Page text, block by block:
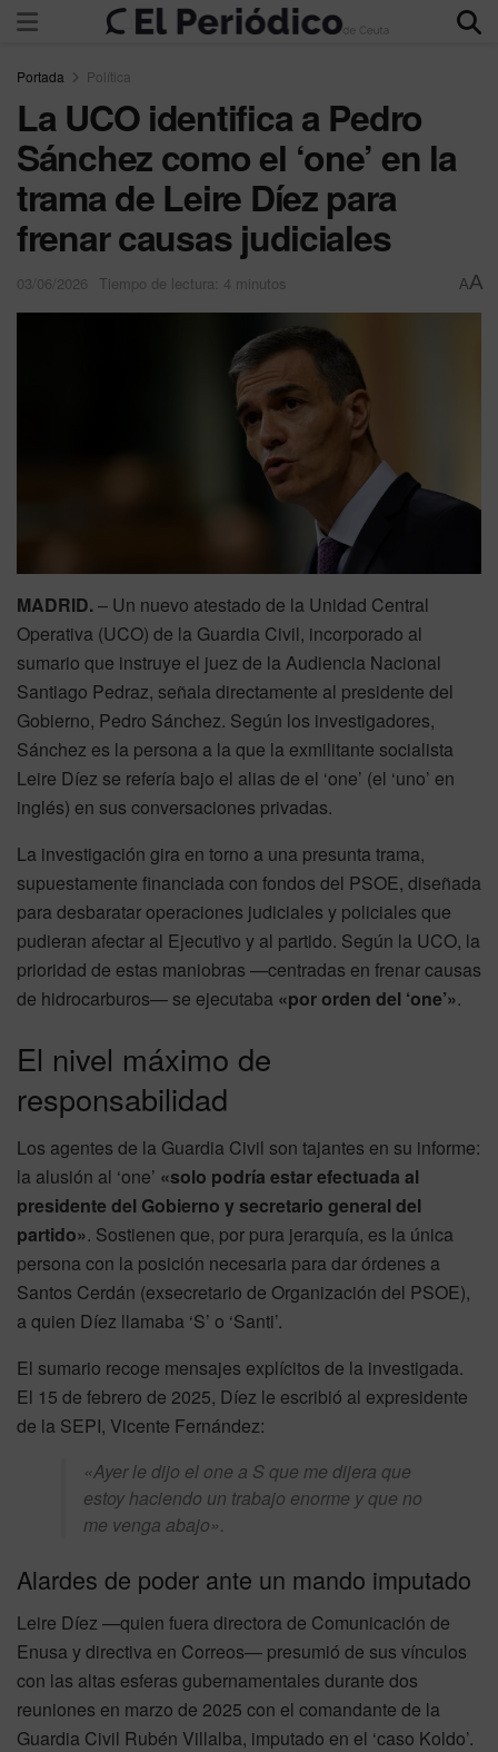
Portada Política
La UCO identifica a Pedro
Sánchez como el ‘one’ en la
trama de Leire Díez para
frenar causas judiciales
03/06/2026 Tiempo de lectura: 4 minutos AA
MADRID.– Un nuevo atestado de la Unidad Central
Operativa (UCO) de la Guardia Civil, incorporado al
sumario que instruye el juez de la Audiencia Nacional
Santiago Pedraz, señala directamente al presidente del
Gobierno, Pedro Sánchez. Según los investigadores,
Sánchez es la persona a la que la exmilitante socialista
Leire Díez se refería bajo el alias de el ‘one’ (el ‘uno’ en
inglés) en sus conversaciones privadas.
La investigación gira en torno a una presunta trama,
supuestamente financiada con fondos del PSOE, diseñada
para desbaratar operaciones judiciales y policiales que
pudieran afectar al Ejecutivo y al partido. Según la UCO, la
prioridad de estas maniobras —centradas en frenar causas
de hidrocarburos— se ejecutaba «por orden del ‘one’».
El nivel máximo de
responsabilidad
Los agentes de la Guardia Civil son tajantes en su informe:
la alusión al ‘one’ «solo podría estar efectuada al
presidente del Gobierno y secretario general del
partido». Sostienen que, por pura jerarquía, es la única
persona con la posición necesaria para dar órdenes a
Santos Cerdán (exsecretario de Organización del PSOE),
a quien Díez llamaba ‘S’ o ‘Santi’.
El sumario recoge mensajes explícitos de la investigada.
El 15 de febrero de 2025, Díez le escribió al expresidente
de la SEPI, Vicente Fernández:
«Ayer le dijo el one a S que me dijera que
estoy haciendo un trabajo enorme y que no
me venga abajo».
Alardes de poder ante un mando imputado
Leire Díez —quien fuera directora de Comunicación de
Enusa y directiva en Correos— presumió de sus vínculos
con las altas esferas gubernamentales durante dos
reuniones en marzo de 2025 con el comandante de la
Guardia Civil Rubén Villalba, imputado en el ‘caso Koldo’.